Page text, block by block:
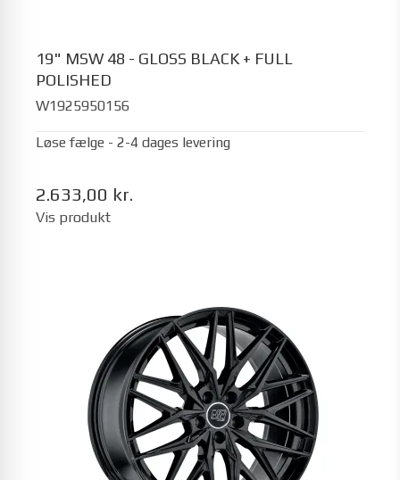
19" MSW 48 - GLOSS BLACK + FULL
POLISHED
W1925950156
Løse fælge - 2-4 dages levering
2.633,00 kr.
Vis produkt